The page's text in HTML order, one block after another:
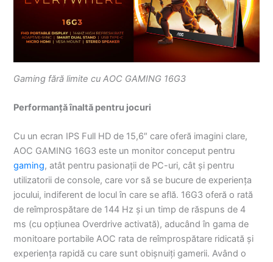
Gaming fără limite cu AOC GAMING 16G3
Performanță înaltă pentru jocuri
Cu un ecran IPS Full HD de 15,6″ care oferă imagini clare,
AOC GAMING 16G3 este un monitor conceput pentru
gaming, atât pentru pasionații de PC-uri, cât și pentru
utilizatorii de console, care vor să se bucure de experiența
jocului, indiferent de locul în care se află. 16G3 oferă o rată
de reîmprospătare de 144 Hz și un timp de răspuns de 4
ms (cu opțiunea Overdrive activată), aducând în gama de
monitoare portabile AOC rata de reîmprospătare ridicată și
experiența rapidă cu care sunt obișnuiți gamerii. Având o